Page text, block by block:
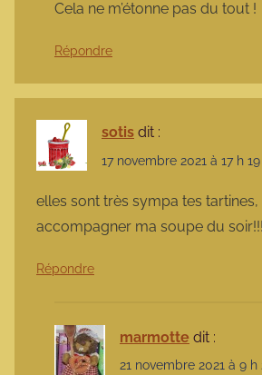
Cela ne m’étonne pas du tout !
Répondre
sotis dit :
17 novembre 2021 à 17 h
elles sont très sympa tes
accompagner ma soupe du
Répondre
marmotte dit :
21 novembre 2021 à 9 h